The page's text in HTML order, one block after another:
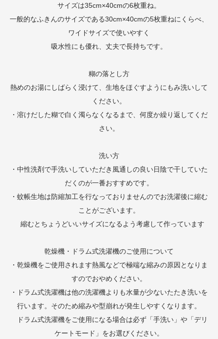
サイズは35cm×40cmの6枚重ね。
一般的なふきんのサイズである30cm×40cmの5枚重ねにくらべ、
ワイドサイズで使いやすく
吸水性にも優れ、丈夫で長持ちです。
糊の落とし方
熱めのお湯にしばらく浸けて、生地をほぐすようにもみ洗いして
ください。
・溶けだした糊で白く濁らなくなるまで、何度か繰り返してくだ
さい。
洗い方
・中性洗剤で手洗いしていただき風通しの良い日陰で干していた
だくのが一番おすすめです。
・蚊帳生地は防縮加工を行なっておりませんのでお洗濯後に縮む
ことがございます。
縮むとちょうどいいサイズになるよう考慮して作っています
乾燥機・ドラム式洗濯機のご使用について
・乾燥機をご使用されます熱風などで極端な縮みの原因となりま
すのでおやめください。
・ドラム式洗濯機は他の洗濯機よりも水量が少ないたたき洗いを
行います。そのため縮みや型崩れが発生しやすくなります。
ドラム式洗濯機をご使用になる場合は必ず「手洗い」や「デリ
ケートモード」をお選びください。